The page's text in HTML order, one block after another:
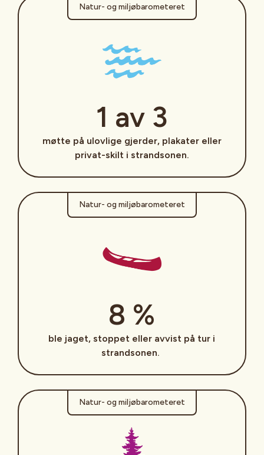
Natur- og miljøbarometeret
1 av 3
møtte på ulovlige gjerder, plakater eller
privat-skilt i strandsonen.
Natur- og miljøbarometeret
8 %
ble jaget, stoppet eller avvist på tur i
strandsonen.
Natur- og miljøbarometeret